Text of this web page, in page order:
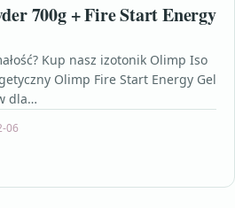
700g + Fire Start Energy
Kup nasz izotonik Olimp Iso
Olimp Fire Start Energy Gel
dla…
06